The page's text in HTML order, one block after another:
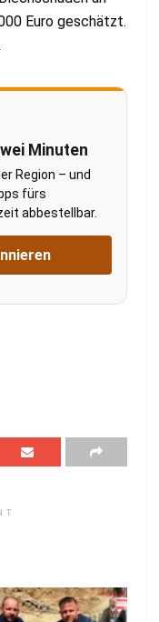
Euro geschätzt.
Minuten
Region – und
fürs
abbestellbar.